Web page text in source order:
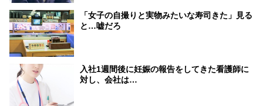
「女子の自撮りと実物みたいな寿司きた」見る
と…嘘だろ
入社1週間後に妊娠の報告をしてきた看護師に
対し、会社は…